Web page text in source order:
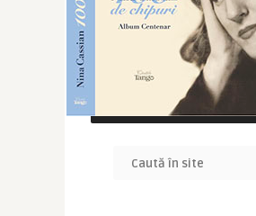
CAUTĂ ÎN SITE